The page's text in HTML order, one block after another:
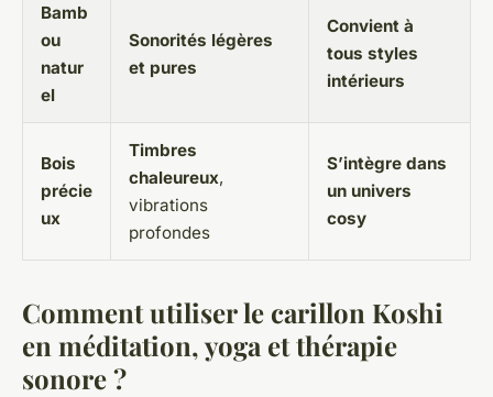
Bamb
ou
natur
el
Sonorités légères
et pures
Convient à
tous styles
intérieurs
Bois
précie
ux
Timbres
chaleureux,
vibrations
profondes
S’intègre dans
un univers
cosy
Comment utiliser le carillon Koshi
en méditation, yoga et thérapie
sonore ?